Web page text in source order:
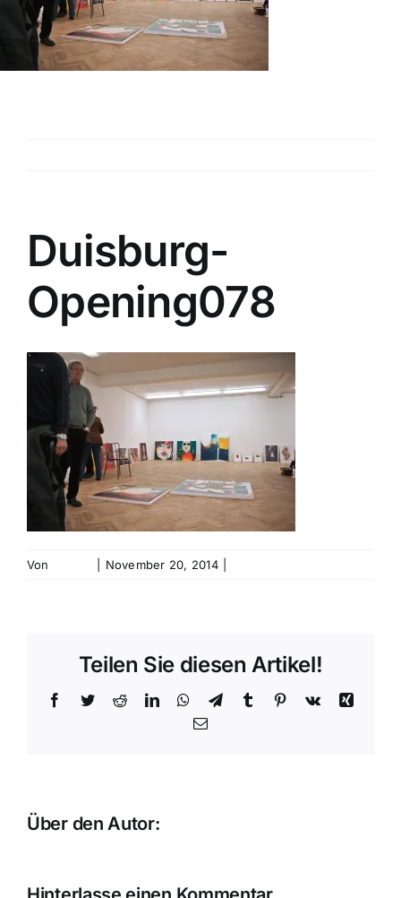
PAVILLON
Duisburg-
Opening078
Von November 20, 2014
Teilen Sie diesen Artikel!
Facebook
TwitterRedditLinkedInWhatsApp
TelegramTumblr Pinterest
Vk
Xing
E-
Über den Autor: